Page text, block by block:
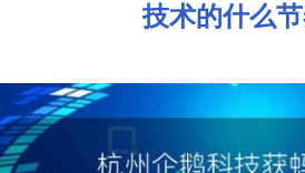
技术的什么节